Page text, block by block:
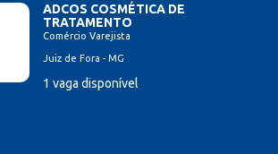
ADCOS COSMÉTICA DE
TRATAMENTO
Comércio Varejista
Juiz de Fora - MG
1 vaga disponível